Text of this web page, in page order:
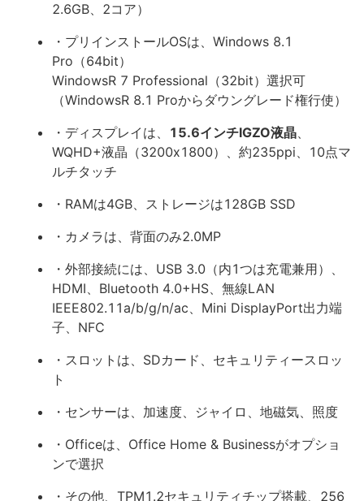
2.6GB、2コア）
・プリインストールOSは、Windows 8.1
Pro（64bit）
WindowsR 7 Professional（32bit）選択可
（WindowsR 8.1 Proからダウングレード権行使）
・ディスプレイは、 15.6インチIGZO液晶、
WQHD+液晶（3200x1800）、約235ppi、10点マ
ルチタッチ
・RAMは4GB、ストレージは128GB SSD
・カメラは、背面のみ2.0MP
・外部接続には、USB 3.0（内1つは充電兼用）、
HDMI、Bluetooth 4.0+HS、無線LAN
IEEE802.11a/b/g/n/ac、Mini DisplayPort出力端
子、NFC
・スロットは、SDカード、セキュリティースロッ
ト
・センサーは、加速度、ジャイロ、地磁気、照度
・Officeは、Office Home & Businessがオプショ
ンで選択
・その他、TPM1.2セキュリティチップ搭載、256